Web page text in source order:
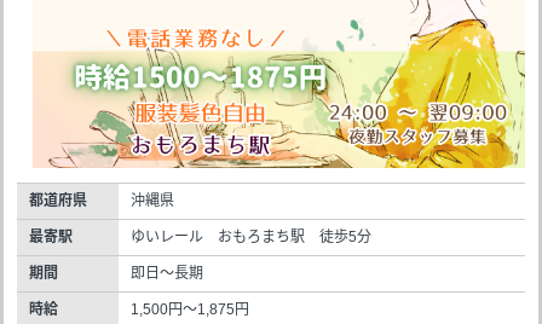
都道府県 沖縄県
最寄駅 ゆいレール おもろまち駅 徒歩5分
期間 即日～長期
時給 1,500円～1,875円